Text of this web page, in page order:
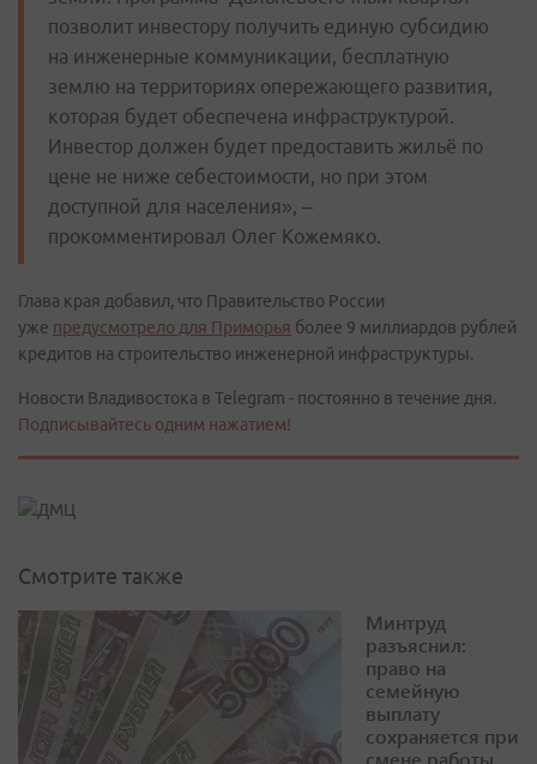
позволит инвестору получить единую субсидию
на инженерные коммуникации, бесплатную
землю на территориях опережающего развития,
которая будет обеспечена инфраструктурой.
Инвестор должен будет предоставить жильё по
цене не ниже себестоимости, но при этом
доступной для населения», –
прокомментировал Олег Кожемяко.
Глава края добавил, что Правительство России
уже предусмотрело для Приморья более 9 миллиардов рублей
кредитов на строительство инженерной инфраструктуры.
Новости Владивостока в Telegram - постоянно в течение дня.
Подписывайтесь одним нажатием!
Смотрите также
Минтруд
разъяснил:
право на
семейную
выплату
сохраняется при